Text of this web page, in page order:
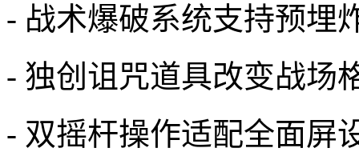
- 战术爆破系统支持预埋
- 独创诅咒道具改变战场
- 双摇杆操作适配全面屏